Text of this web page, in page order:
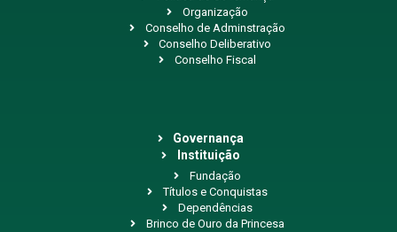
Organização
Conselho de Adminstração
Conselho Deliberativo
Conselho Fiscal
Governança
Instituição
Fundação
Títulos e Conquistas
Dependências
Brinco de Ouro da Princesa